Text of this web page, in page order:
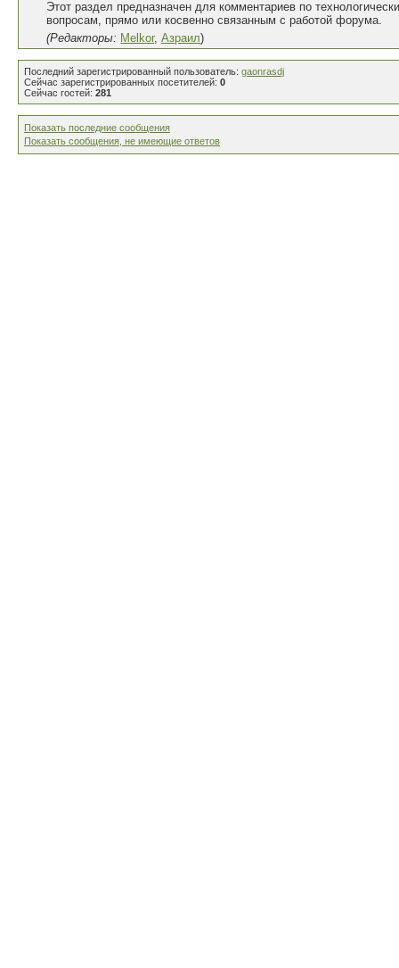
Этот раздел предназначен для комментариев по
вопросам, прямо или косвенно связанным с работой форума.
(Редакторы: Melkor,Азраил)
Последний зарегистрированный пользователь: gaonrasdj
Сейчас зарегистрированных посетителей: 0
Сейчас гостей: 281
Показать последние сообщения
Показать сообщения, не имеющие ответов